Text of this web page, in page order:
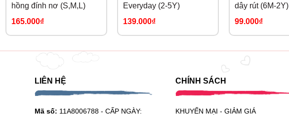
hồng đính nơ (S,M,L)
165.000₫
Everyday (2-5Y)
139.000₫
dây rút (6M-2Y)
99.000₫
LIÊN HỆ
Mã số: 11A8006788 - CẤP NGÀY:
CHÍNH SÁCH
KHUYẾN MẠI - GIẢM GIÁ